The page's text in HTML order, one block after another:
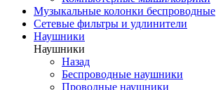
Музыкальные колонки беспроводные
Сетевые фильтры и удлинители
Наушники
Наушники
Назад
Беспроводные наушники
Проводные наушники